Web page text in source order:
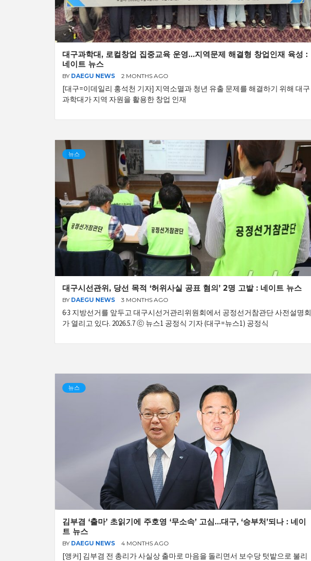
대구과학대, 로컬창업 집중교육 운영…지역문제 해결형 창업인재 육성 :
네이트 뉴스
BY DAEGU NEWS 2 MONTHS AGO
[대구=이데일리 홍석천 기자] 지역소멸과 청년 유출 문제를 해결하기 위해 대구
과학대가 지역 자원을 활용한 창업 인재
뉴스
대구시선관위, 당선 목적 ‘허위사실 공표 혐의’ 2명 고발 : 네이트 뉴스
BY DAEGU NEWS 3 MONTHS AGO
6·3 지방선거를 앞두고 대구시선거관리위원회에서 공정선거참관단 사전설명회
가 열리고 있다. 2026.5.7 ⓒ 뉴스1 공정식 기자 (대구=뉴스1) 공정식
뉴스
김부겸 ‘출마’ 초읽기에 주호영 ‘무소속’ 고심…대구, ‘승부처’되나 : 네이
트 뉴스
BY DAEGU NEWS 4 MONTHS AGO
[앵커] 김부겸 전 총리가 사실상 출마로 마음을 돌리면서 보수당 텃밭으로 불리